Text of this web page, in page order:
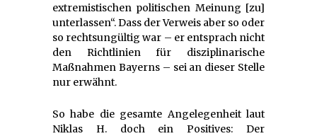
extremistischen politischen Meinung [zu]
unterlassen“. Dass der Verweis aber so oder
so rechtsungültig war – er entsprach nicht
den Richtlinien für disziplinarische
Maßnahmen Bayerns – sei an dieser Stelle
nur erwähnt.
So habe die gesamte Angelegenheit laut
Niklas H. doch ein Positives: Der